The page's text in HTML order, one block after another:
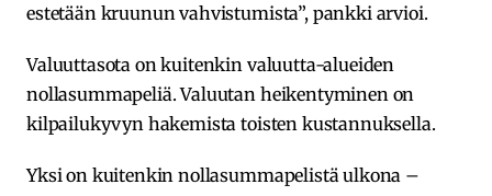
estetään kruunun vahvistumista”, pankki arvioi.
Valuuttasota on kuitenkin valuutta-alueiden
nollasummapeliä. Valuutan heikentyminen on
kilpailukyvyn hakemista toisten kustannuksella.
Yksi on kuitenkin nollasummapelistä ulkona –